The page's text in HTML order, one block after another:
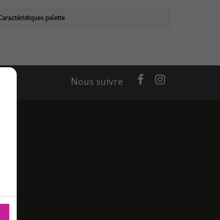
palette
Nous suivre